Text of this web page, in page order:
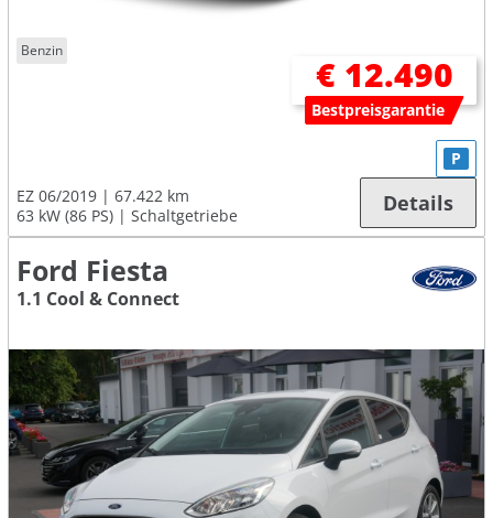
Benzin
€ 12.490
Bestpreisgarantie
EZ 06/2019
67.422 km
63 kW (86 PS)
Schaltgetriebe
P
Details
Ford Fiesta
1.1 Cool & Connect